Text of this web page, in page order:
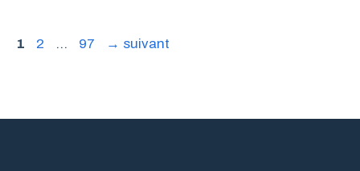
Page
1 Page
2 … Page
97 → suivant